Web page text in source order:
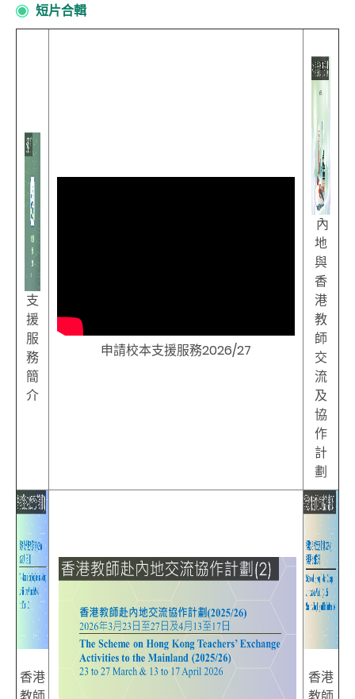
短片合輯
支
援
服
務
簡
介
申請校本支援服務2026/27
內
地
與
香
港
教
師
交
流
及
協
作
計
劃
香港
香港